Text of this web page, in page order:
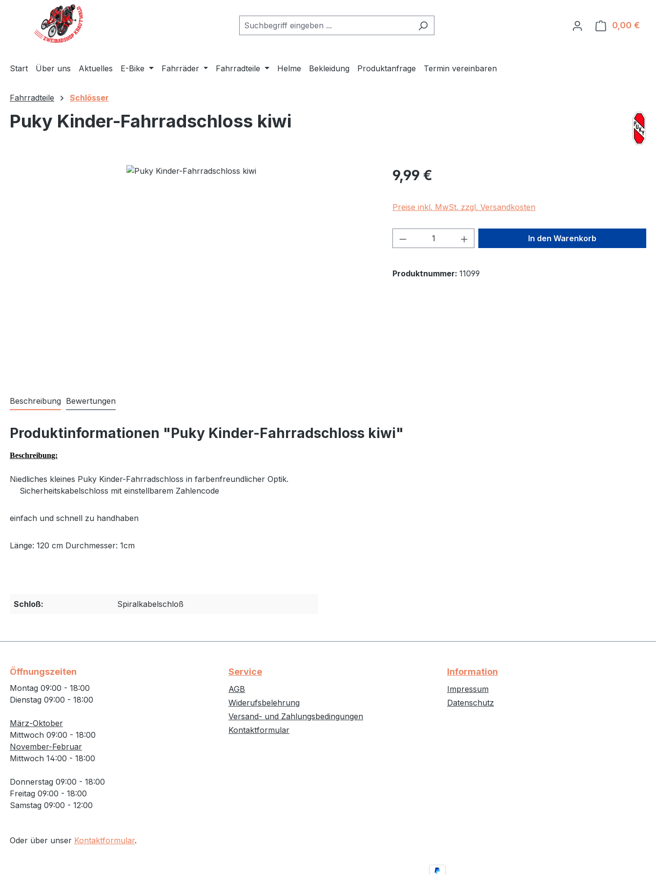
Hauptinhalt springen
Zur Suche springen
Zur Hauptnavigation springen
0,00 €
Start Über uns Aktuelles E-Bike Fahrräder Fahrradteile Helme Bekleidung Produktanfrage Termin vereinbaren
Fahrradteile Schlösser
Puky Kinder-Fahrradschloss kiwi
Regulärer Preis:
9,99 €
Preise inkl. MwSt. zzgl. Versandkosten
Produkt Anzahl: Gib den gewünschten Wert
In den Warenkorb
Produktnummer: 11099
Beschreibung Bewertungen
Produktinformationen "Puky Kinder-Fahrradschloss kiwi"
Beschreibung:
Niedliches kleines Puky Kinder-Fahrradschloss in farbenfreundlicher Optik.
Sicherheitskabelschloss mit einstellbarem Zahlencode
einfach und schnell zu handhaben
Länge: 120 cm Durchmesser: 1cm
Schloß: Spiralkabelschloß
Öffnungszeiten
Montag 09:00 - 18:00
Dienstag 09:00 - 18:00
März-Oktober
Mittwoch 09:00 - 18:00
November-Februar
Mittwoch 14:00 - 18:00
Donnerstag 09:00 - 18:00
Freitag 09:00 - 18:00
Samstag 09:00 - 12:00
Oder über unser Kontaktformular.
Service
AGB
Widerufsbelehrung
Versand- und Zahlungsbedingungen
Kontaktformular
Information
Impressum
Datenschutz